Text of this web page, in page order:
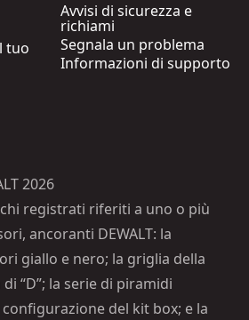
tuo
Avvisi di sicurezza e
richiami
Segnala un problema
Informazioni di supporto
2026
registrati riferiti a uno o più
ancoranti DEWALT: la
giallo e nero; la griglia della
“D”; la serie di piramidi
del kit box; e la